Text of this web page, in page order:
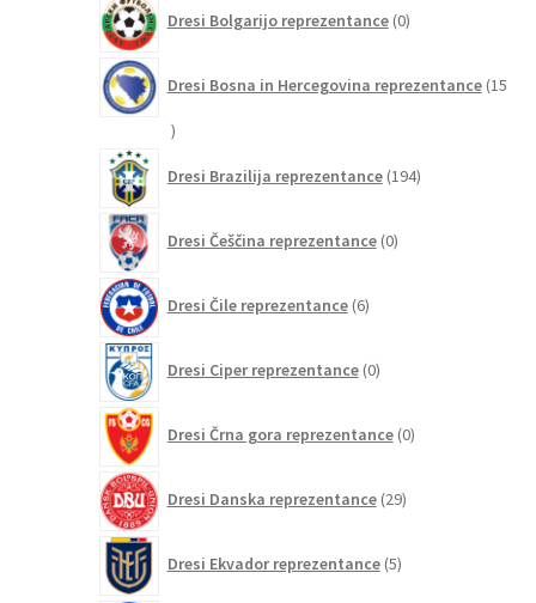
Dresi Bolgarijo reprezentance 0izdelkov
Dresi Bosna in Hercegovina reprezentance 15
15
Dresi Brazilija reprezentance 194izdelkov
Dresi Češčina reprezentance 0izdelkov
Dresi Čile reprezentance 6izdelkov
Dresi Ciper reprezentance 0izdelkov
Dresi Črna gora reprezentance 0izdelkov
Dresi Danska reprezentance 29izdelkov
Dresi Ekvador reprezentance 5izdelkov